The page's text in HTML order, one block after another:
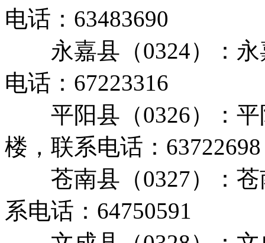
电话：63483690
永嘉县（0324）：永
电话：67223316
平阳县（0326）：平
楼，联系电话：63722698
苍南县（0327）：苍
系电话：64750591